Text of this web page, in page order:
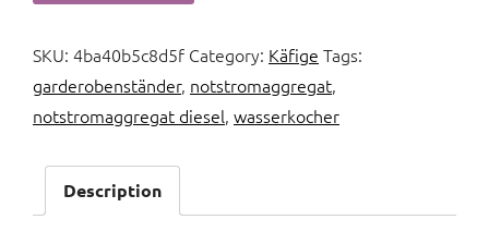
SKU: 4ba40b5c8d5f Category: Käfige Tags:
garderobenständer, notstromaggregat,
notstromaggregat diesel, wasserkocher
Description